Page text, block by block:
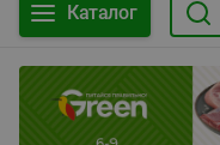
Каталог